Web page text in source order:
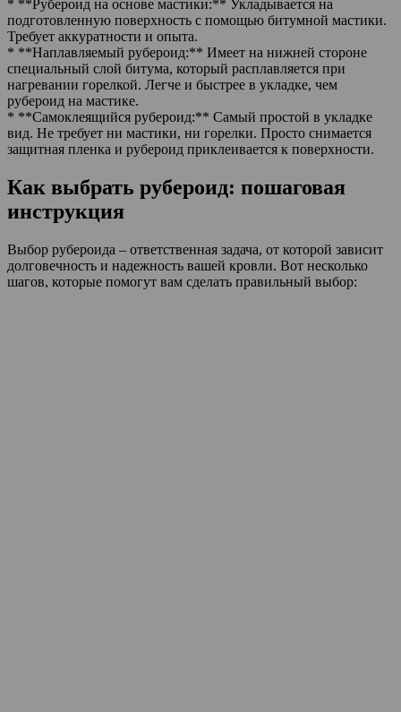
* **Рубероид на основе мастики:** Укладывается на
подготовленную поверхность с помощью битумной мастики.
Требует аккуратности и опыта.
* **Наплавляемый рубероид:** Имеет на нижней стороне
специальный слой битума, который расплавляется при
нагревании горелкой. Легче и быстрее в укладке, чем
рубероид на мастике.
* **Самоклеящийся рубероид:** Самый простой в укладке
вид. Не требует ни мастики, ни горелки. Просто снимается
защитная пленка и рубероид приклеивается к поверхности.
Как выбрать рубероид: пошаговая
инструкция
Выбор рубероида – ответственная задача, от которой зависит
долговечность и надежность вашей кровли. Вот несколько
шагов, которые помогут вам сделать правильный выбор: